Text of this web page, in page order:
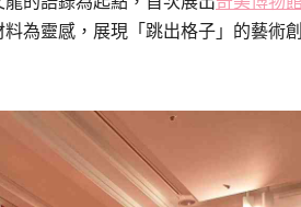
為靈感，展現「跳出格子」的藝術